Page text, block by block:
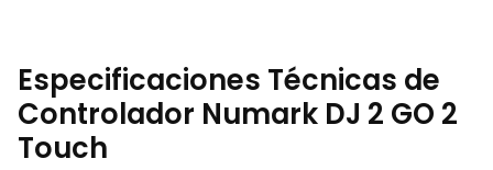
Especificaciones Técnicas de
Controlador Numark DJ 2 GO 2
Touch